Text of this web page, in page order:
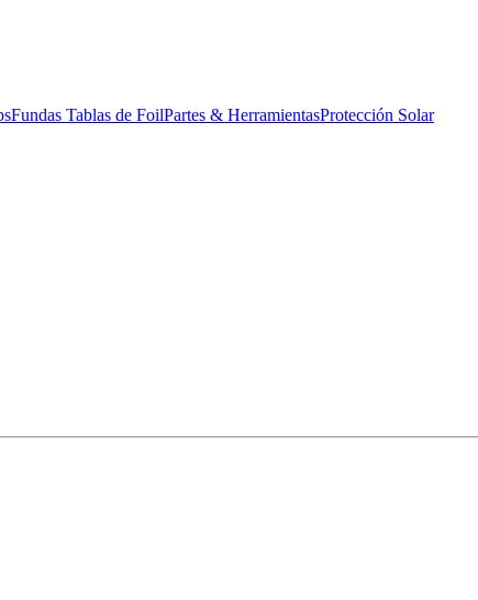
Fundas Tablas de FoilPartes & HerramientasProtección Solar